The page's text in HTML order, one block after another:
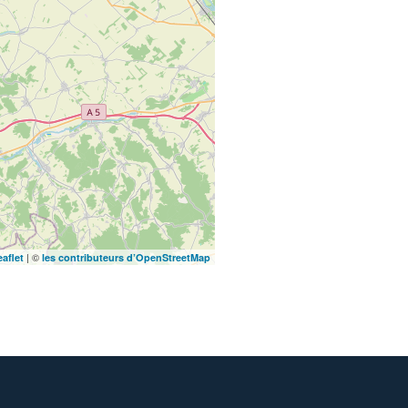
| © les contributeurs d’OpenStreetMap